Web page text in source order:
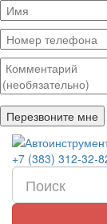
+7 (383) 312-32-